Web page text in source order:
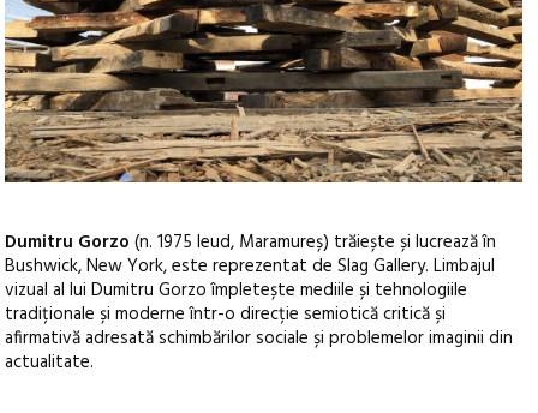
Dumitru Gorzo (n. 1975 Ieud, Maramureș) trăiește și lucrează în
Bushwick, New York, este reprezentat de Slag Gallery. Limbajul
vizual al lui Dumitru Gorzo împletește mediile și tehnologiile
tradiționale și moderne într-o direcție semiotică critică și
afirmativă adresată schimbărilor sociale și problemelor imaginii din
actualitate.